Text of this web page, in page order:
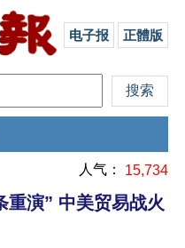
电子报 正體版
人气： 15,734
重演” 中美贸易战火